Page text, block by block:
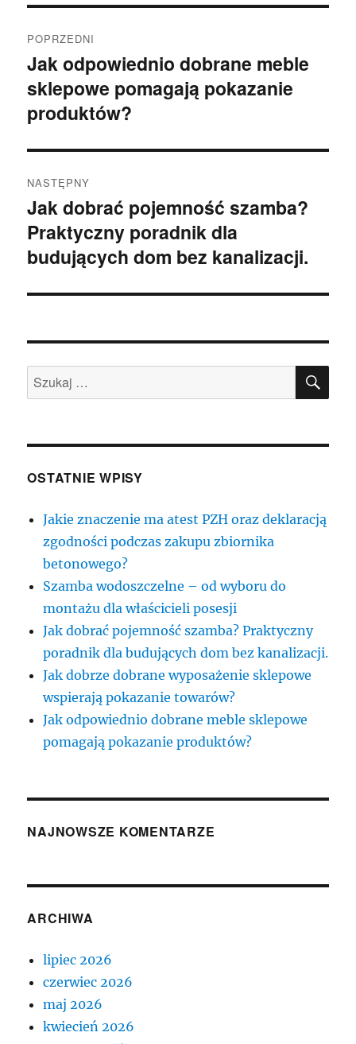
wpisu
POPRZEDNI
Poprzedni
wpis:
Jak odpowiednio dobrane meble
sklepowe pomagają pokazanie
produktów?
NASTĘPNY
Następny
wpis:
Jak dobrać pojemność szamba?
Praktyczny poradnik dla
budujących dom bez kanalizacji.
Szukaj:
OSTATNIE WPISY
Jakie znaczenie ma atest PZH oraz deklaracją
zgodności podczas zakupu zbiornika
betonowego?
Szamba wodoszczelne – od wyboru do
montażu dla właścicieli posesji
Jak dobrać pojemność szamba? Praktyczny
poradnik dla budujących dom bez kanalizacji.
Jak dobrze dobrane wyposażenie sklepowe
wspierają pokazanie towarów?
Jak odpowiednio dobrane meble sklepowe
pomagają pokazanie produktów?
NAJNOWSZE KOMENTARZE
ARCHIWA
lipiec 2026
czerwiec 2026
maj 2026
kwiecień 2026